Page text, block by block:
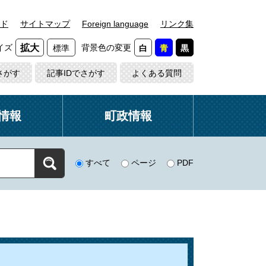
サイトマップ Foreign language リンク集
ズ 拡大 標準 背景色の変更 白 青 黒
がす 記事IDでさがす よくある質問
報 町政情報
すべて ページ PDF